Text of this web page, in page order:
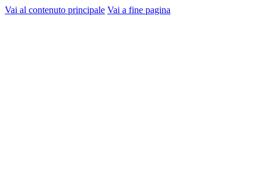
Vai al contenuto principale Vai a fine pagina